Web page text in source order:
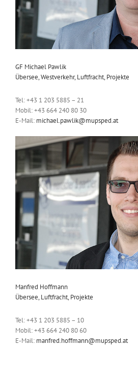
GF Michael Pawlik
Übersee, Westverkehr, Luftfracht, Projekte
Tel: +43 1 203 5885 – 21
Mobil: +43 664 240 80 30
E-Mail: michael.pawlik@mupsped.at
Manfred Hoffmann
Übersee, Luftfracht, Projekte
Tel: +43 1 203 5885 – 10
Mobil: +43 664 240 80 60
E-Mail: manfred.hoffmann@mupsped.at